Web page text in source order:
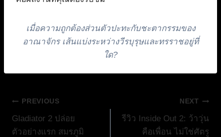
เมื่อความถูกต้องส่วนตัวปะทะกับชะตากรรมของ
อาณาจักร เส้นแบ่งระหว่างวีรบุรุษและทรราชอยู่ที่
ใด?
แนะแนว
เรื่อง
PREVIOUS
Gladiator 2 ปล่อย
ตัวอย่างแรก สมรภูมิ
NEXT
รีวิว Inside Out 2: ว้าวุ่น
คือเพื่อน ไม่ใช่ศัตรู